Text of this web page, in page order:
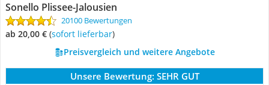
Sonello Plissee-Jalousien
20100 Bewertungen
ab 20,00 € ( Sofort lieferbar)
Preisvergleich und weitere Angebote
Unsere Bewertung: SEHR GUT